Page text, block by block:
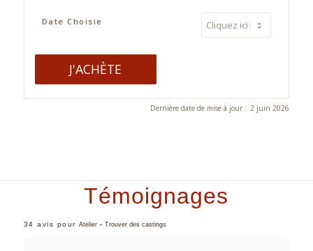
Date Choisie
J'ACHÈTE
Dernière date de mise à jour : 2 juin 2026
Témoignages
34 avis pourAtelier – Trouver des castings